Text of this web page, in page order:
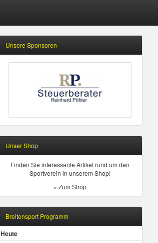
Unsere Sponsoren
Unser Shop
Finden Sie interessante Artikel rund um den
Sportverein in unserem Shop!
» Zum Shop
Breitensport Programm
Heute